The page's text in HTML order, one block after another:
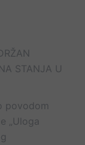
STANJA U
povodom
„Uloga